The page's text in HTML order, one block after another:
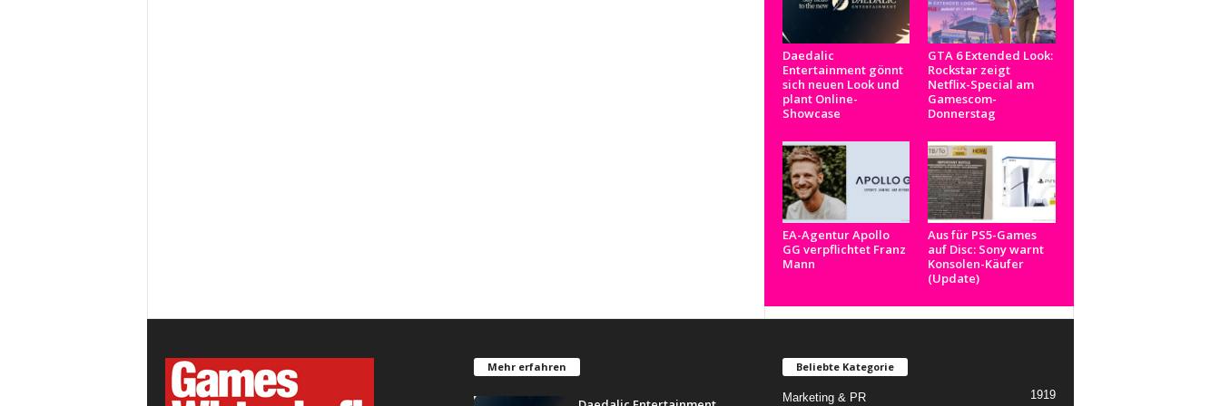
Daedalic
Entertainment gönnt
sich neuen Look und
plant Online-
Showcase
GTA 6 Extended Look:
Rockstar zeigt
Netflix-Special am
Gamescom-
Donnerstag
EA-Agentur Apollo
GG verpflichtet Franz
Mann
Aus für PS5-Games
auf Disc: Sony warnt
Konsolen-Käufer
(Update)
Mehr erfahren Beliebte Kategorie
Marketing & PR 1919